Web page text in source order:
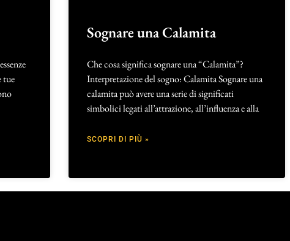
tue
Sognare una Calamita
Che cosa significa sognare una “Calamita”?
Interpretazione del sogno: Calamita Sognare una
calamita può avere una serie di significati
simbolici legati all’attrazione, all’influenza e alla
SCOPRI DI PIÙ »